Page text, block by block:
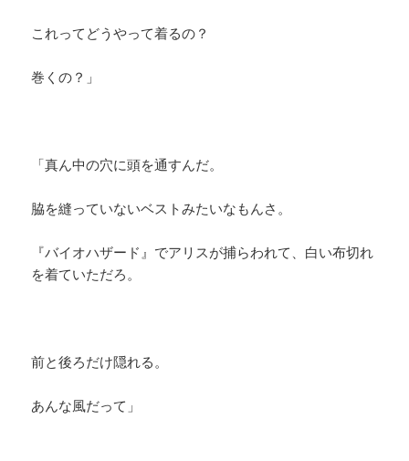
これってどうやって着るの？
巻くの？」
「真ん中の穴に頭を通すんだ。
脇を縫っていないベストみたいなもんさ。
『バイオハザード』でアリスが捕らわれて、白い布切れ
を着ていただろ。
前と後ろだけ隠れる。
あんな風だって」